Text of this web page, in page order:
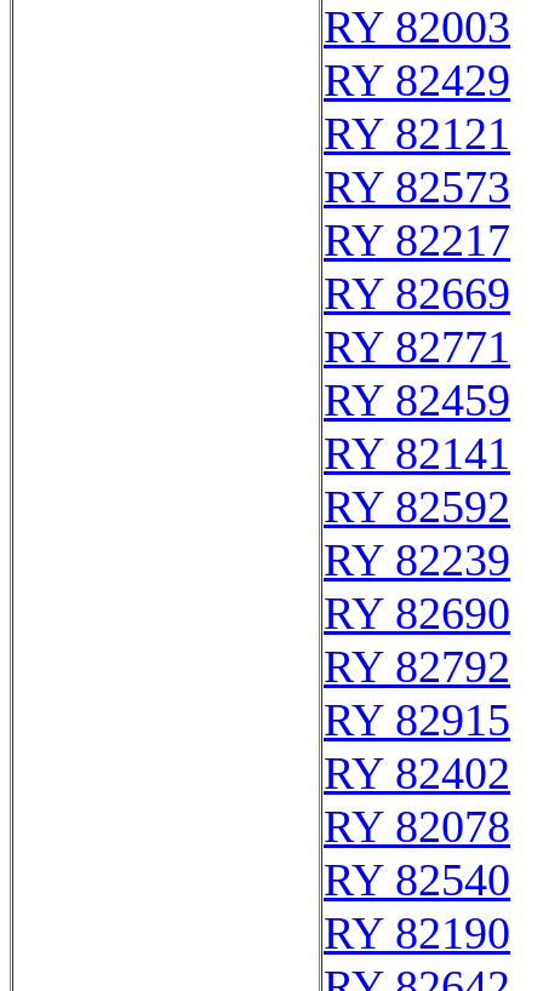
RY 82003
RY 82429
RY 82121
RY 82573
RY 82217
RY 82669
RY 82771
RY 82459
RY 82141
RY 82592
RY 82239
RY 82690
RY 82792
RY 82915
RY 82402
RY 82078
RY 82540
RY 82190